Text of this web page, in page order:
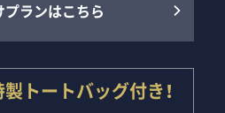
ランはこちら
トートバッグ付き！